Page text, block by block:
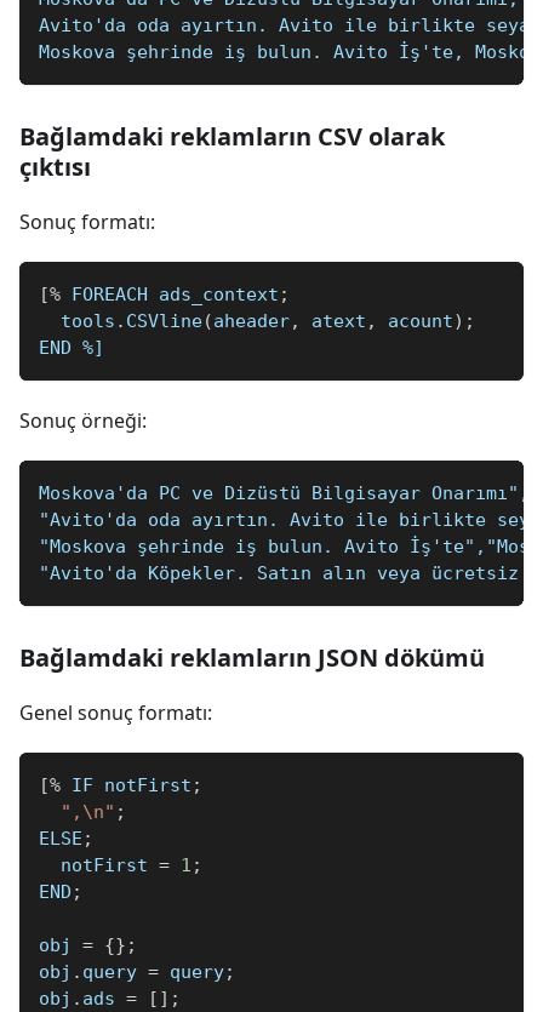
Avito'da oda ayırtın. Avito ile birlikte
Moskova şehrinde iş bulun. Avito İş'te,
Bağlamdaki reklamların CSV olarak
çıktısı
Sonuç formatı:
[% FOREACH ads_context ;
  tools
. CSVline(aheader, atext , acount) ;
END %]
Sonuç örneği:
Moskova'da PC ve Dizüstü Bilgisayar
"Avito'da oda ayırtın. Avito ile birlikte
"Moskova şehrinde iş bulun. Avito
"Avito'da Köpekler. Satın alın veya ücretsiz
Bağlamdaki reklamların JSON dökümü
Genel sonuç formatı:
[% IF notFirst ;
",\n" ;
ELSE ;
  notFirst
= 1 ;
END ;
obj = {} ;
obj . query = query;
obj . ads = [ ] ;